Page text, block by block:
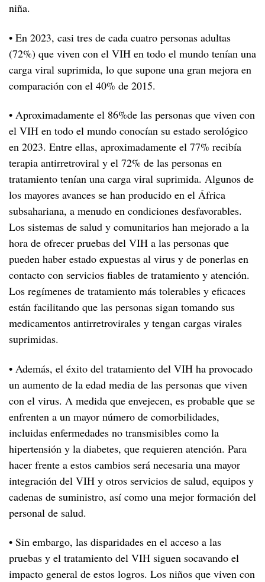
niña.
• En 2023, casi tres de cada cuatro personas adultas
(72%) que viven con el VIH en todo el mundo tenían una
carga viral suprimida, lo que supone una gran mejora en
comparación con el 40% de 2015.
• Aproximadamente el 86%de las personas que viven con
el VIH en todo el mundo conocían su estado serológico
en 2023. Entre ellas, aproximadamente el 77% recibía
terapia antirretroviral y el 72% de las personas en
tratamiento tenían una carga viral suprimida. Algunos de
los mayores avances se han producido en el África
subsahariana, a menudo en condiciones desfavorables.
Los sistemas de salud y comunitarios han mejorado a la
hora de ofrecer pruebas del VIH a las personas que
pueden haber estado expuestas al virus y de ponerlas en
contacto con servicios fiables de tratamiento y atención.
Los regímenes de tratamiento más tolerables y eficaces
están facilitando que las personas sigan tomando sus
medicamentos antirretrovirales y tengan cargas virales
suprimidas.
• Además, el éxito del tratamiento del VIH ha provocado
un aumento de la edad media de las personas que viven
con el virus. A medida que envejecen, es probable que se
enfrenten a un mayor número de comorbilidades,
incluidas enfermedades no transmisibles como la
hipertensión y la diabetes, que requieren atención. Para
hacer frente a estos cambios será necesaria una mayor
integración del VIH y otros servicios de salud, equipos y
cadenas de suministro, así como una mejor formación del
personal de salud.
• Sin embargo, las disparidades en el acceso a las
pruebas y el tratamiento del VIH siguen socavando el
impacto general de estos logros. Los niños que viven con